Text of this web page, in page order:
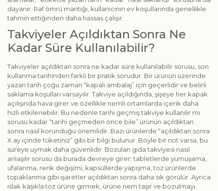
dayanır. Raf ömrü mantığı, kullanıcının ev koşullarında genellikle
tahmin ettiğinden daha hassas çalışır.
Takviyeler Açıldıktan Sonra Ne
Kadar Süre Kullanılabilir?
Takviyeler açıldıktan sonra ne kadar süre kullanılabilir sorusu, son
kullanma tarihinden farklı bir pratik sorudur. Bir ürünün üzerinde
yazan tarih çoğu zaman “kapalı ambalaj” için geçerlidir ve belirli
saklama koşulları varsayılır. Takviye açıldığında, şişeye her kapak
açılışında hava girer ve özellikle nemli ortamlarda içerik daha
hızlı etkilenebilir. Bu nedenle tarihi geçmiş takviye kullanılır mı
sorusu kadar “tarihi geçmeden önce bile” ürünün açıldıktan
sonra nasıl korunduğu önemlidir. Bazı ürünlerde “açıldıktan sonra
X ay içinde tüketiniz” gibi bir bilgi bulunur. Böyle bir not varsa, bu
süreye uymak daha güvenlidir. Bozulan gıda takviyesi nasıl
anlaşılır sorusu da burada devreye girer; tabletlerde yumuşama,
ufalanma, renk değişimi, kapsüllerde yapışma, toz ürünlerde
topaklanma gibi işaretler açıldıktan sonra daha sık görülür. Ayrıca
ıslak kaşıkla toz ürüne girmek, ürüne nem taşır ve bozulmayı